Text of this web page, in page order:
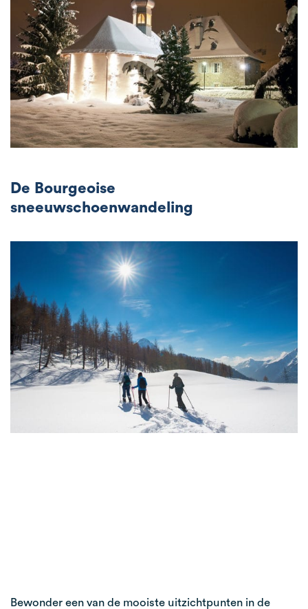
De Bourgeoise
sneeuwschoenwandeling
Bewonder een van de mooiste uitzichtpunten in de